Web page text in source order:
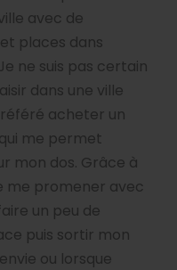
avec de
places dans
ne suis pas certain
dans une ville
acheter un
me permet
mon dos. Grâce à
me promener avec
un peu de
puis sortir mon
ou lorsque